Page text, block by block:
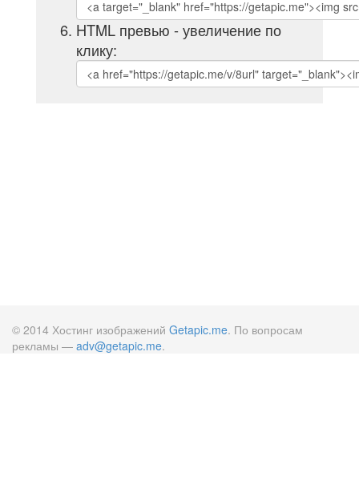
HTML превью - увеличение по
клику:
© 2014 Хостинг изображений Getapic.me. По вопросам
рекламы — adv@getapic.me.